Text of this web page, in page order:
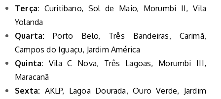
Terça: Curitibano, Sol de Maio, Morumbi II, Vila
Yolanda
Quarta: Porto Belo, Três Bandeiras, Carimã,
Campos do Iguaçu, Jardim América
Quinta: Vila C Nova, Três Lagoas, Morumbi III,
Maracanã
Sexta: AKLP, Lagoa Dourada, Ouro Verde, Jardim